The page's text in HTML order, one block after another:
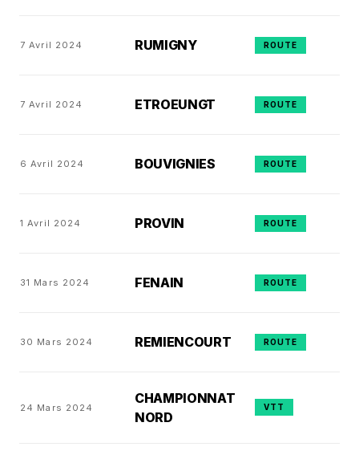
7 Avril 2024 RUMIGNY ROUTE
7 Avril 2024 ETROEUNGT ROUTE
6 Avril 2024 BOUVIGNIES ROUTE
1 Avril 2024 PROVIN ROUTE
31 Mars 2024 FENAIN ROUTE
30 Mars 2024 REMIENCOURT ROUTE
24 Mars 2024
CHAMPIONNAT
NORD
VTT